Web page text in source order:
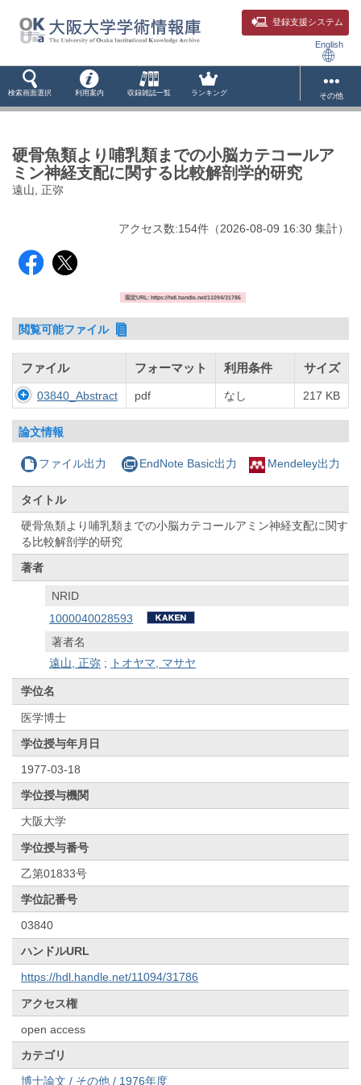
登録支援システム
English
検索画面選択 利用案内 収録雑誌一覧 ランキング その他
硬骨魚類より哺乳類までの小脳カテコールア
ミン神経支配に関する比較解剖学的研究
遠山, 正弥
アクセス数:154件 （2026-08-09 16:30 集計）
固定URL: https://hdl.handle.net/11094/31786
閲覧可能ファイル
ファイル フォーマット 利用条件 サイズ
03840_Abstract pdf なし 217 KB
論文情報
ファイル出力 EndNote Basic出力 Mendeley出力
タイトル
硬骨魚類より哺乳類までの小脳カテコールアミン神経支配に関す
る比較解剖学的研究
著者
NRID
1000040028593
著者名
遠山, 正弥 ; トオヤマ, マサヤ
学位名
医学博士
学位授与年月日
1977-03-18
学位授与機関
大阪大学
学位授与番号
乙第01833号
学位記番号
03840
ハンドルURL
https://hdl.handle.net/11094/31786
アクセス権
open access
カテゴリ
博士論文 / その他 / 1976年度